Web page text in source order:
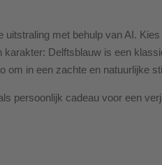
met behulp van AI.
Delftsblauw is een
in een zachte en natuurlijke
persoonlijk cadeau voor een